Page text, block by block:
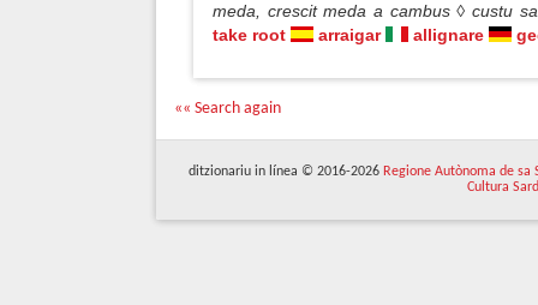
meda, crescit meda a cambus ◊ custu
take root
arraigar allignare
«« Search again
ditzionariu in línea © 2016-2026 Regione Autònoma de sa
Cultura